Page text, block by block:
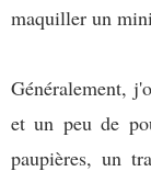
maquiller un
Généralement,
et un peu de
paupières, un